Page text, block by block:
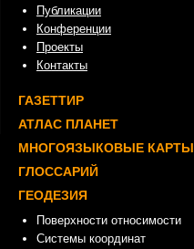
Публикации
Конференции
Проекты
Контакты
ГАЗЕТТИР
АТЛАС ПЛАНЕТ
МНОГОЯЗЫКОВЫЕ КАРТЫ
ГЛОССАРИЙ
ГЕОДЕЗИЯ
Поверхности относимости
Системы координат